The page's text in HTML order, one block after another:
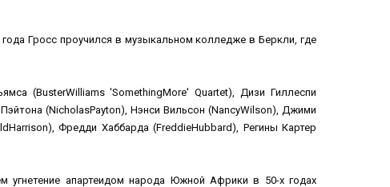
Гросс проучился в музыкальном колледже в Беркли, где
(BusterWilliams 'SomethingMore' Quartet), Дизи Гиллеспи
(NicholasPayton), Нэнси Вильсон (NancyWilson), Джими
Фредди Хаббарда (FreddieHubbard), Регины Картер
угнетение апартеидом народа Южной Африки в 50-х годах